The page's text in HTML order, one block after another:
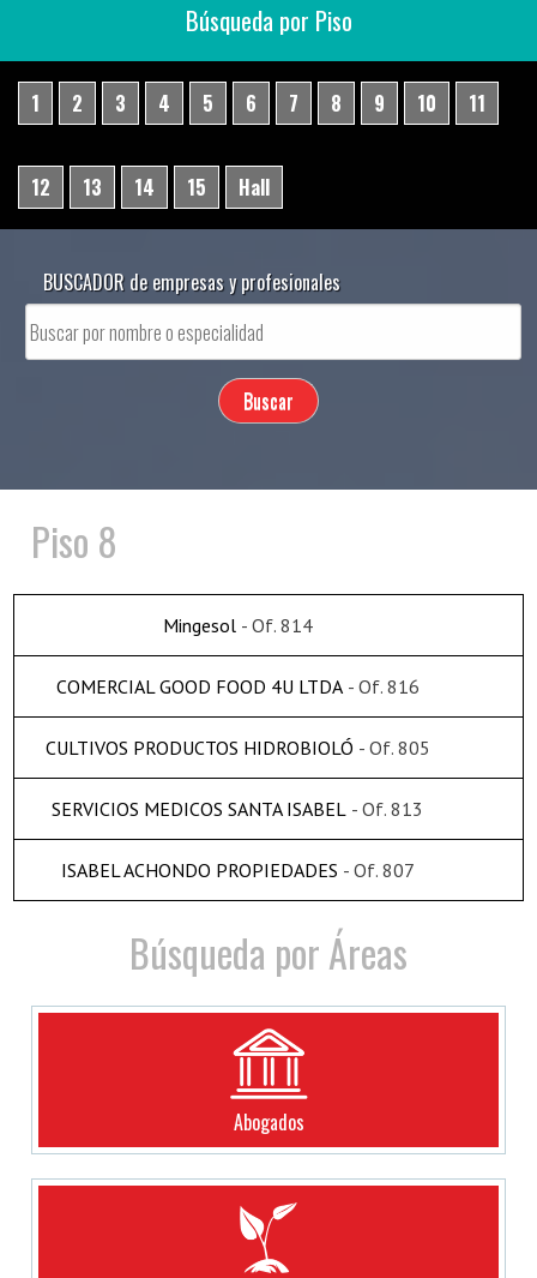
Búsqueda por Piso
1 2 3 4 5 6 7 8 9 10 11
12 13 14 15 Hall
BUSCADOR de empresas y profesionales
Piso 8
Mingesol - Of. 814
COMERCIAL GOOD FOOD 4U LTDA - Of. 816
CULTIVOS PRODUCTOS HIDROBIOLÓ - Of. 805
SERVICIOS MEDICOS SANTA ISABEL - Of. 813
ISABEL ACHONDO PROPIEDADES - Of. 807
Búsqueda por Áreas
Abogados